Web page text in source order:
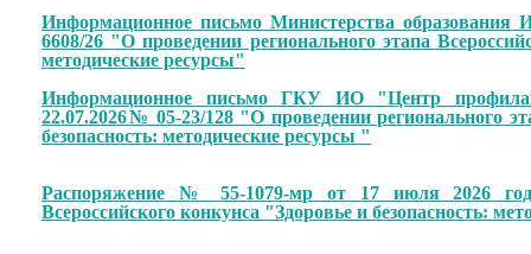
Информационное письмо Министерства образования
6608/26 "О проведении регионального этапа
методические ресурсы"
Информационное письмо ГКУ ИО "Центр
22.07.2026№ 05-23/128 "О проведении регионального
безопасность: методические ресурсы "
Распоряжение № 55-1079-мр от 17 июля 2026
Всероссийского конкунса "Здоровье и безопасность: